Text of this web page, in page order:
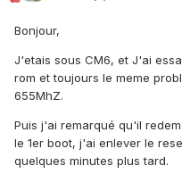
Bonjour,
J'etais sous CM6, et J'ai
rom et toujours le meme
655MhZ.
Puis j'ai remarqué qu'il
le 1er boot, j'ai enlever le
quelques minutes plus tard.